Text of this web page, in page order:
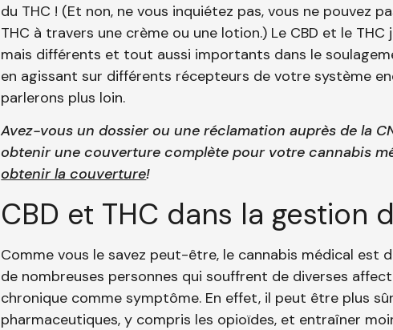
du THC ! (Et non, ne vous inquiétez pas, vous ne pouvez
THC à travers une crème ou une lotion.) Le CBD et le
mais différents et tout aussi importants dans le
en agissant sur différents récepteurs de votre système
parlerons plus loin.
Avez-vous un dossier ou une réclamation auprès de la
obtenir une couverture complète pour votre cannabis
obtenir la couverture!
CBD et THC dans la gestion
Comme vous le savez peut-être, le cannabis médical est
de nombreuses personnes qui souffrent de diverses
chronique comme symptôme. En effet, il peut être plus
pharmaceutiques, y compris les opioïdes, et entraîner